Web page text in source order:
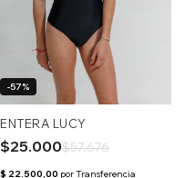
-57%
ENTERA LUCY
$25.000$57.676